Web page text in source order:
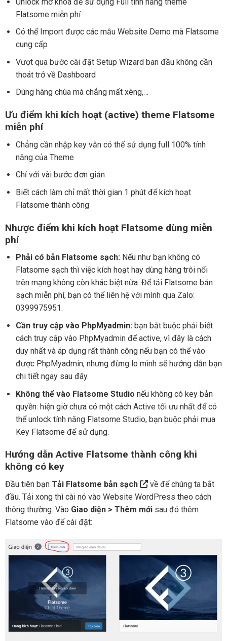
Flatsome miễn phí
Có thể Import được các mẫu Website Demo mà Flatsome
cung cấp
Vượt qua bước cài đặt Setup Wizard ban đầu không cần
thoát trở về Dashboard
Dùng hàng chùa mà chẳng mất xèng,…
Ưu điểm khi kích hoạt (active) theme Flatsome
miễn phí
Chẳng cần nhập key vẫn có thể sử dụng full 100% tính
năng của Theme
Chỉ với vài bước đơn giản
Biết cách làm chỉ mất thời gian 1 phút để kích hoạt
Flatsome thành công
Nhược điểm khi kích hoạt Flatsome dùng miễn
phí
Phải có bản Flatsome sạch:Nếu như bạn không có
Flatsome sạch thì việc kích hoạt hay dùng hàng trôi nổi
trên mạng không còn khác biệt nữa. Để tải Flatsome bản
sạch miễn phí, bạn có thể liên hệ với mình qua Zalo:
0399975951.
Cần truy cập vào PhpMyadmin:bạn bắt buộc phải biết
cách truy cập vào PhpMyadmin để active, vì đây là cách
duy nhất và áp dụng rất thành công nếu bạn có thể vào
được PhpMyadmin, nhưng đừng lo mình sẽ hướng dẫn bạn
chi tiết ngay sau đây.
Không thể vào Flatsome Studio nếu không có key bản
quyền: hiện giờ chưa có một cách Active tối ưu nhất để có
thể unlock tính năng Flatsome Studio, bạn buộc phải mua
Key Flatsome để sử dụng.
Hướng dẫn Active Flatsome thành công khi
không có key
Đầu tiên bạn Tải Flatsome bản sạch
về để chúng ta bắt
đầu. Tải xong thì cài nó vào Website WordPress theo cách
thông thường. Vào Giao diện > Thêm mới sau đó thêm
Flatsome vào để cài đặt: